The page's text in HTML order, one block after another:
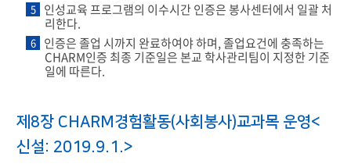
5 인성교육 프로그램의 이수시간 인증은 봉사센터에서 일괄 처
리한다.
6 인증은 졸업 시까지 완료하여야 하며, 졸업요건에 충족하는
CHARM인증 최종 기준일은 본교 학사관리팀이 지정한 기준
일에 따른다.
제8장 CHARM경험활동(사회봉사)교과목 운영<
신설: 2019.9.1.>